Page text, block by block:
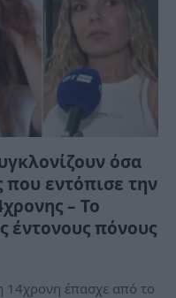
όσα
που εντόπισε την
– Το
έντονους πόνους
14χρονη έπασχε από το